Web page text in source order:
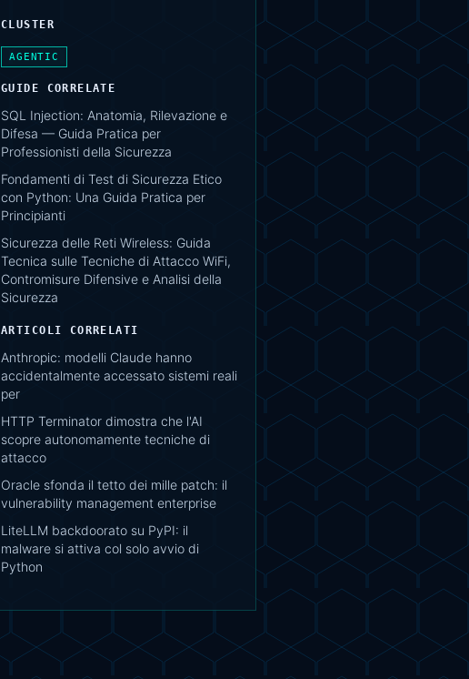
CLUSTER
AGENTIC
GUIDE CORRELATE
SQL Injection: Anatomia, Rilevazione e
Difesa — Guida Pratica per
Professionisti della Sicurezza
Fondamenti di Test di Sicurezza Etico
con Python: Una Guida Pratica per
Principianti
Sicurezza delle Reti Wireless: Guida
Tecnica sulle Tecniche di Attacco WiFi,
Contromisure Difensive e Analisi della
Sicurezza
ARTICOLI CORRELATI
Anthropic: modelli Claude hanno
accidentalmente accessato sistemi reali
per
HTTP Terminator dimostra che l'AI
scopre autonomamente tecniche di
attacco
Oracle sfonda il tetto dei mille patch: il
vulnerability management enterprise
LiteLLM backdoorato su PyPI: il
malware si attiva col solo avvio di
Python